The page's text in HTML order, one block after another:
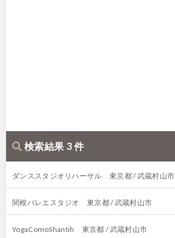
検索結果 3 件
ダンススタジオリハーサル 東京都 / 武蔵村山市
関根バレエスタジオ 東京都 / 武蔵村山市
YogaComoShantih 東京都 / 武蔵村山市